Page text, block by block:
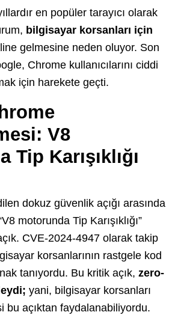
en popüler tarayıcı olarak
bilgisayar korsanları için
gelmesine neden oluyor. Son
Chrome kullanıcılarını ciddi
için harekete geçti.
V8
Tip Karışıklığı
dokuz güvenlik açığı arasında
motorunda Tip Karışıklığı”
CVE-2024-4947 olarak takip
korsanlarının rastgele kod
tanıyordu. Bu kritik açık, zero-
yani, bilgisayar korsanları
bu açıktan faydalanabiliyordu.